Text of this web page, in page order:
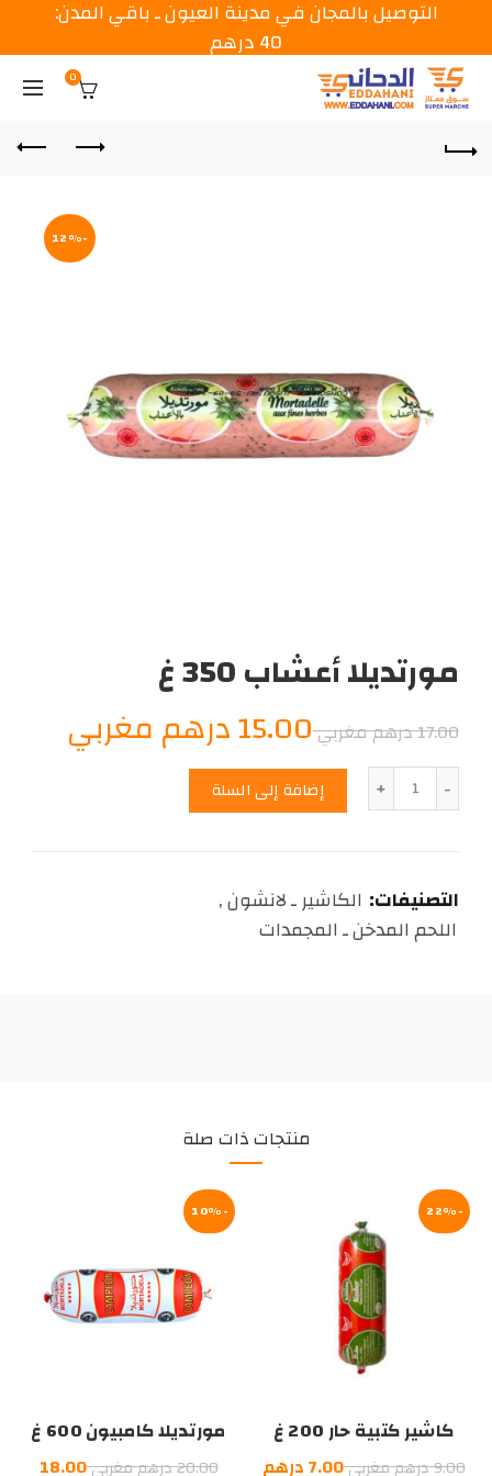
0
-12%
مورتديلا أعشاب 350 غ
17.00درهم مغربيالسعر
الأصلي
هو:
درهم
15.00درهم مغربي
الكمية إضافة إلى السلة
التصنيفات: الكاشير ـ لانشون,
اللحم المدخن ـ المجمدات
منتجات ذات صلة
-22%
كاشير كتبية حار 200 غ
9.00درهم مغربيالسعر
7.00درهم
-10%
مورتديلا كامبيون 600 غ
20.00درهم مغربيالسعر
18.00
التوصيل بالمجان في مدينة العيون ـ باقي المدن:
40 درهم